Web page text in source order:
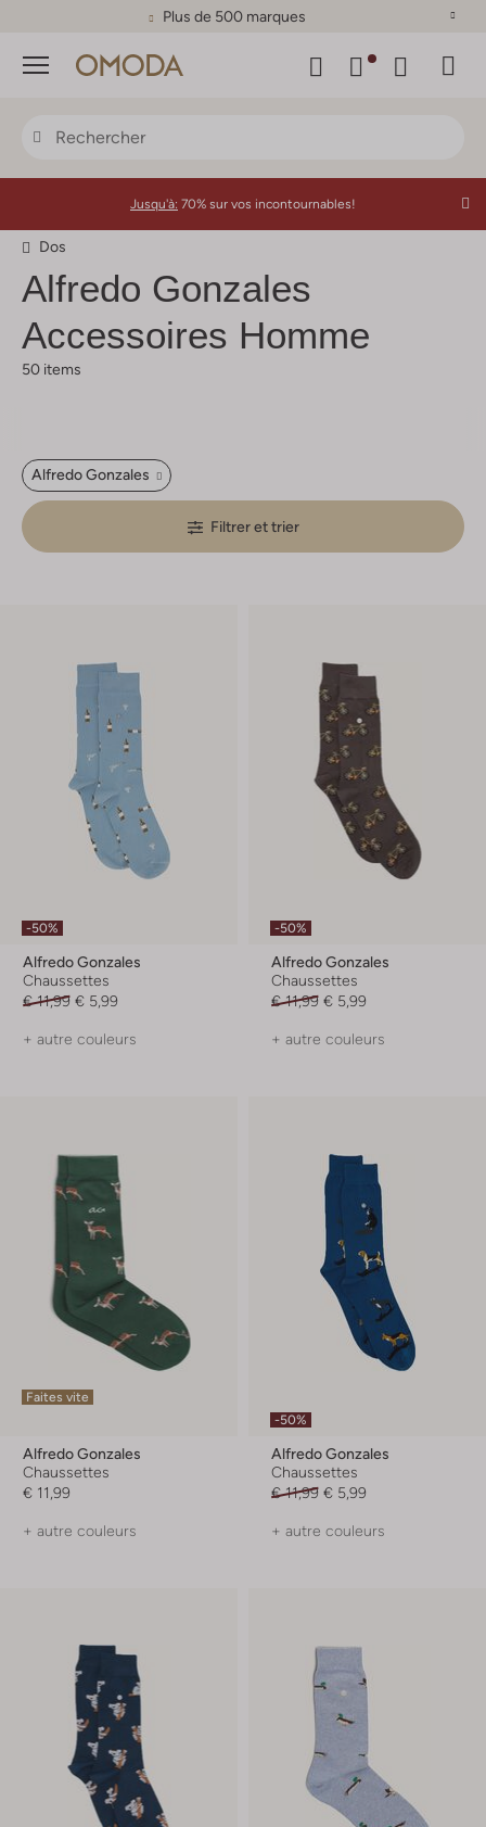
Plus de 500 marques
Menu
Jusqu'à: 70% sur vos incontournables!
Dos
Alfredo Gonzales
Accessoires Homme
50 items
Alfredo Gonzales
Filtrer et trier
-50%
Alfredo Gonzales
Chaussettes
€ 11,99 € 5,99
+ autre couleurs
-50%
Alfredo Gonzales
Chaussettes
€ 11,99 € 5,99
+ autre couleurs
Faites vite
Alfredo Gonzales
Chaussettes
€ 11,99
+ autre couleurs
-50%
Alfredo Gonzales
Chaussettes
€ 11,99 € 5,99
+ autre couleurs